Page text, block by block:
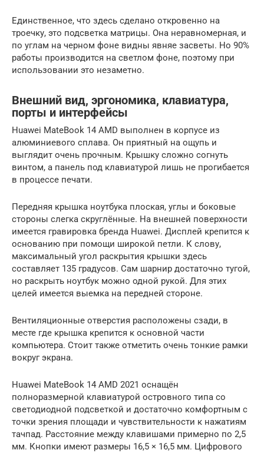
Единственное, что здесь сделано откровенно на
троечку, это подсветка матрицы. Она неравномерная, и
по углам на черном фоне видны явняе засветы. Но 90%
работы производится на светлом фоне, поэтому при
использовании это незаметно.
Внешний вид, эргономика, клавиатура,
порты и интерфейсы
Huawei MateBook 14 AMD выполнен в корпусе из
алюминиевого сплава. Он приятный на ощупь и
выглядит очень прочным. Крышку сложно согнуть
винтом, а панель под клавиатурой лишь не прогибается
в процессе печати.
Передняя крышка ноутбука плоская, углы и боковые
стороны слегка скруглённые. На внешней поверхности
имеется гравировка бренда Huawei. Дисплей крепится к
основанию при помощи широкой петли. К слову,
максимальный угол раскрытия крышки здесь
составляет 135 градусов. Сам шарнир достаточно тугой,
но раскрыть ноутбук можно одной рукой. Для этих
целей имеется выемка на передней стороне.
Вентиляционные отверстия расположены сзади, в
месте где крышка крепится к основной части
компьютера. Стоит также отметить очень тонкие рамки
вокруг экрана.
Huawei MateBook 14 AMD 2021 оснащён
полноразмерной клавиатурой островного типа со
светодиодной подсветкой и достаточно комфортным с
точки зрения площади и чувствительности к нажатиям
тачпад. Расстояние между клавишами примерно по 2,5
мм. Кнопки имеют размеры 16,5 × 16,5 мм. Цифрового